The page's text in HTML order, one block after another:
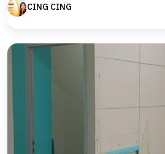
CING CING